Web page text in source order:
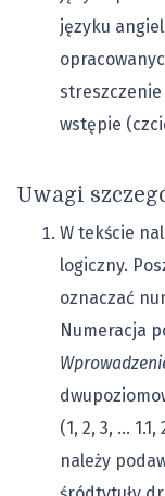
języku
wstępie
Uwagi
W tekście
logiczny.
oznaczać
Numeracja
(1, 2, 3, …
należy